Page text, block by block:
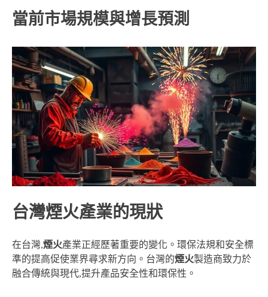
當前市場規模與增長預測
台灣煙火產業的現狀
在台灣,煙火產業正經歷著重要的變化。環保法規和安全標
準的提高促使業界尋求新方向。台灣的煙火製造商致力於
融合傳統與現代,提升產品安全性和環保性。